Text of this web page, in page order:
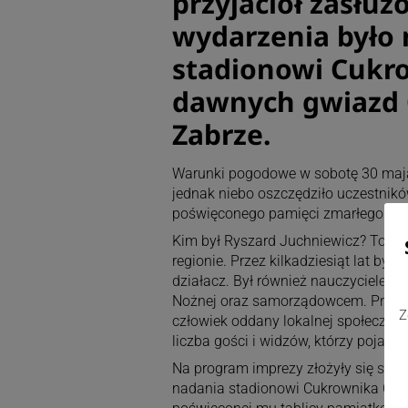
wydarzenia
stadionowi
dawnych
Zabrze.
Warunki pogodowe w sobotę 30
jednak niebo oszczędziło
poświęconego pamięci zmarłego w
Kim był Ryszard Juchniewicz? To
regionie. Przez kilkadziesiąt lat był
działacz. Był również
Nożnej oraz samorządowcem.
człowiek oddany lokalnej
liczba gości i widzów, którzy
Na program imprezy złożyły się
nadania stadionowi Cukrownika